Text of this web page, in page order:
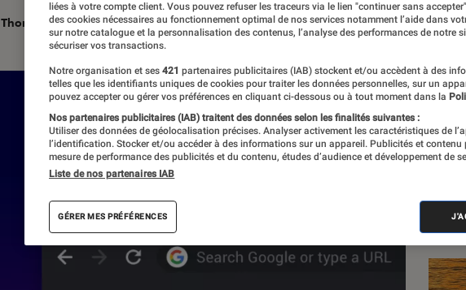
Thomas Estimbre
liées à votre compte client. Vous pouvez refuser les traceurs via le lien "continuer sans
des cookies nécessaires au fonctionnement optimal de nos services notamment l’aide dans
sur notre catalogue et la personnalisation des contenus, l’analyse des performances de notre
sécuriser vos transactions.
Notre organisation et ses 421 partenaires publicitaires (IAB) stockent et/ou accèdent à des
telles que les identifiants uniques de cookies pour traiter les données personnelles, sur un
pouvez accepter ou gérer vos préférences en cliquant ci-dessous ou à tout moment dans la
Nos partenaires publicitaires (IAB) traitent des données selon les finalités suivantes :
Utiliser des données de géolocalisation précises. Analyser activement les caractéristiques de
l’identification. Stocker et/ou accéder à des informations sur un appareil. Publicités et contenu
mesure de performance des publicités et du contenu, études d’audience et développement de
Liste de nos partenaires IAB
GÉRER MES PRÉFÉRENCES